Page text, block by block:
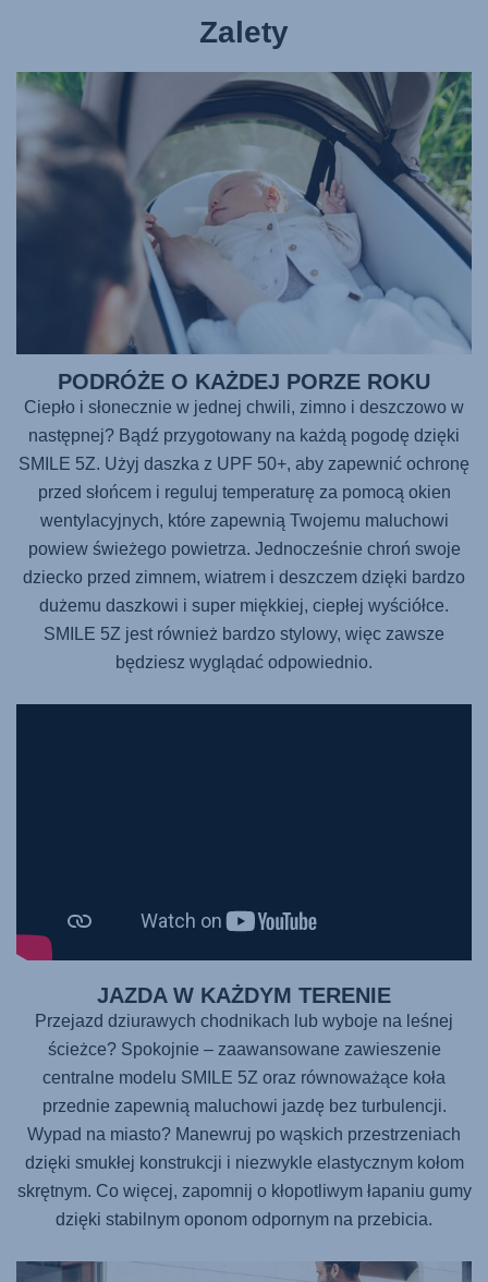
Zalety
PODRÓŻE O KAŻDEJ PORZE ROKU
Ciepło i słonecznie w jednej chwili, zimno i deszczowo w
następnej? Bądź przygotowany na każdą pogodę dzięki
SMILE 5Z. Użyj daszka z UPF 50+, aby zapewnić ochronę
przed słońcem i reguluj temperaturę za pomocą okien
wentylacyjnych, które zapewnią Twojemu maluchowi
powiew świeżego powietrza. Jednocześnie chroń swoje
dziecko przed zimnem, wiatrem i deszczem dzięki bardzo
dużemu daszkowi i super miękkiej, ciepłej wyściółce.
SMILE 5Z jest również bardzo stylowy, więc zawsze
będziesz wyglądać odpowiednio.
JAZDA W KAŻDYM TERENIE
Przejazd dziurawych chodnikach lub wyboje na leśnej
ścieżce? Spokojnie – zaawansowane zawieszenie
centralne modelu SMILE 5Z oraz równoważące koła
przednie zapewnią maluchowi jazdę bez turbulencji.
Wypad na miasto? Manewruj po wąskich przestrzeniach
dzięki smukłej konstrukcji i niezwykle elastycznym kołom
skrętnym. Co więcej, zapomnij o kłopotliwym łapaniu gumy
dzięki stabilnym oponom odpornym na przebicia.